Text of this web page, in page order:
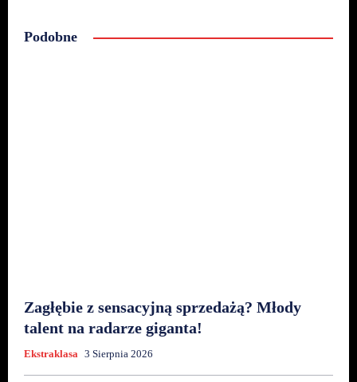
Podobne
Zagłębie z sensacyjną sprzedażą? Młody
talent na radarze giganta!
Ekstraklasa 3 Sierpnia 2026